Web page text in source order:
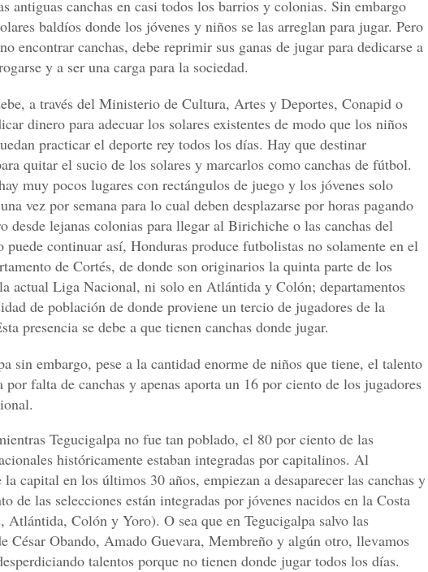
antiguas canchas en casi todos los barrios y colonias. Sin embargo
baldíos donde los jóvenes y niños se las arreglan para jugar. Pero
encontrar canchas, debe reprimir sus ganas de jugar para dedicarse a
y a ser una carga para la sociedad.
a través del Ministerio de Cultura, Artes y Deportes, Conapid o
dinero para adecuar los solares existentes de modo que los niños
practicar el deporte rey todos los días. Hay que destinar
quitar el sucio de los solares y marcarlos como canchas de fútbol.
muy pocos lugares con rectángulos de juego y los jóvenes solo
vez por semana para lo cual deben desplazarse por horas pagando
desde lejanas colonias para llegar al Birichiche o las canchas del
puede continuar así, Honduras produce futbolistas no solamente en el
de Cortés, de donde son originarios la quinta parte de los
actual Liga Nacional, ni solo en Atlántida y Colón; departamentos
de población de donde proviene un tercio de jugadores de la
presencia se debe a que tienen canchas donde jugar.
sin embargo, pese a la cantidad enorme de niños que tiene, el talento
por falta de canchas y apenas aporta un 16 por ciento de los jugadores
Tegucigalpa no fue tan poblado, el 80 por ciento de las
históricamente estaban integradas por capitalinos. Al
la capital en los últimos 30 años, empiezan a desaparecer las canchas y
de las selecciones están integradas por jóvenes nacidos en la Costa
Atlántida, Colón y Yoro). O sea que en Tegucigalpa salvo las
César Obando, Amado Guevara, Membreño y algún otro, llevamos
talentos porque no tienen donde jugar todos los días.